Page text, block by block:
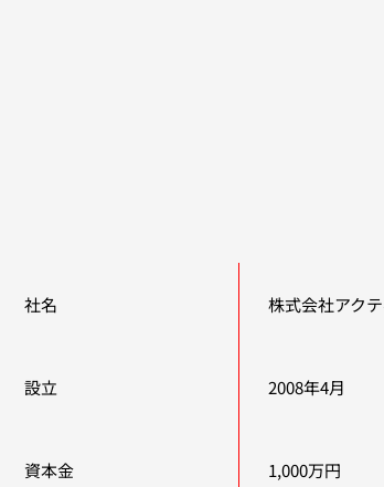
社名 株式会社アク
設立 2008年4月
資本金 1,000万円